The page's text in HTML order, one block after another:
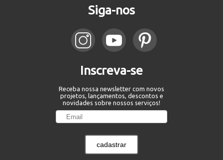
Siga-nos
Inscreva-se
Receba nossa newsletter com novos
projetos, lançamentos, descontos e
novidades sobre nossos serviços!
cadastrar